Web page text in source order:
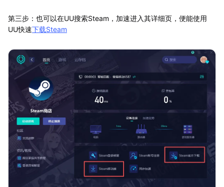
第三步：也可以在UU搜索Steam，加速进入其详细页，便能使用
UU快速下载Steam